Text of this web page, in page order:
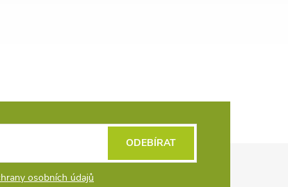
osobních údajů
ODEBÍRAT